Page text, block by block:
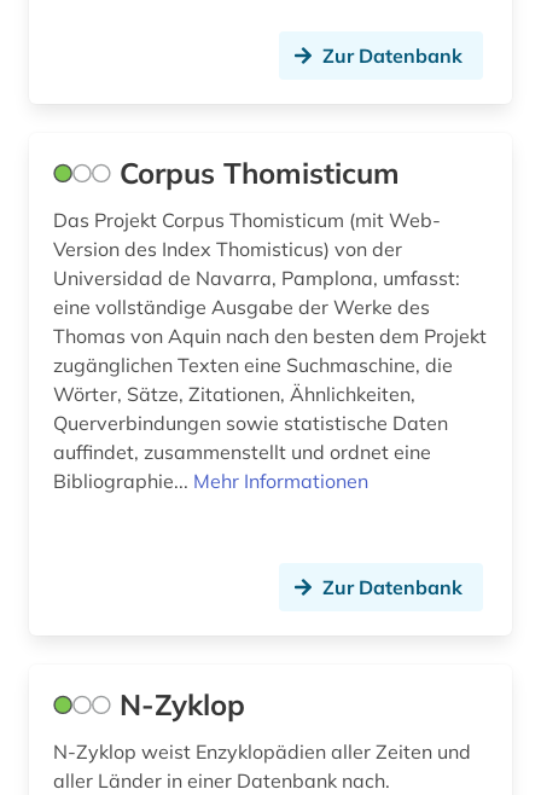
hochleistungswerkstoff (1)
humanismus (1)
hydrologie (1)
indien (1)
informatik (2)
information retrieval (1)
information und dokumentation (1)
iranistik (1)
Zur Datenbank
Corpus Thomisticum
Das Projekt Corpus Thomisticum (mit Web-
Version des Index Thomisticus) von der
Universidad de Navarra, Pamplona, umfasst:
eine vollständige Ausgabe der Werke des
Thomas von Aquin nach den besten dem Projekt
zugänglichen Texten eine Suchmaschine, die
Wörter, Sätze, Zitationen, Ähnlichkeiten,
Querverbindungen sowie statistische Daten
auffindet, zusammenstellt und ordnet eine
Bibliographie... Mehr Informationen
Zur Datenbank
N-Zyklop
N-Zyklop weist Enzyklopädien aller Zeiten und
aller Länder in einer Datenbank nach.